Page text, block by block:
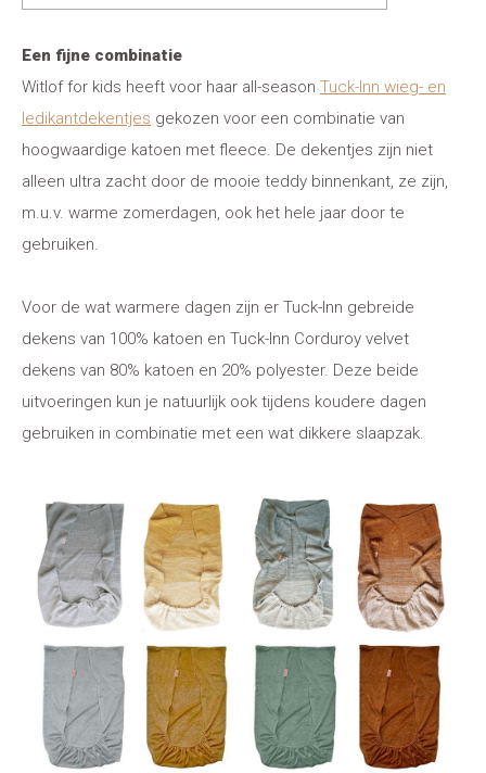
Een fijne combinatie
Witlof for kids heeft voor haar all-season Tuck-Inn wieg- en
ledikantdekentjes gekozen voor een combinatie van
hoogwaardige katoen met fleece. De dekentjes zijn niet
alleen ultra zacht door de mooie teddy binnenkant, ze zijn,
m.u.v. warme zomerdagen, ook het hele jaar door te
gebruiken.
Voor de wat warmere dagen zijn er Tuck-Inn gebreide
dekens van 100% katoen en Tuck-Inn Corduroy velvet
dekens van 80% katoen en 20% polyester. Deze beide
uitvoeringen kun je natuurlijk ook tijdens koudere dagen
gebruiken in combinatie met een wat dikkere slaapzak.